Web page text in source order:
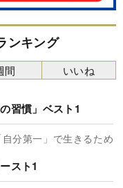
ンキング
習慣」ベスト1
分第一」で生きるため
スト1
間 いいね